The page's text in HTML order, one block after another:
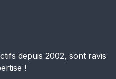
depuis 2002, sont ravis
!